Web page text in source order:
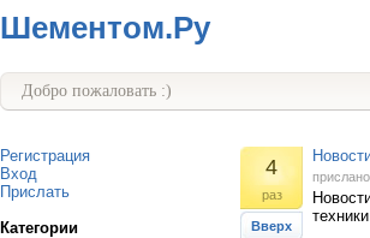
Шементом.Ру
Добро пожаловать :)
Регистрация
Вход
Прислать
Категории
4
раз
Вверх